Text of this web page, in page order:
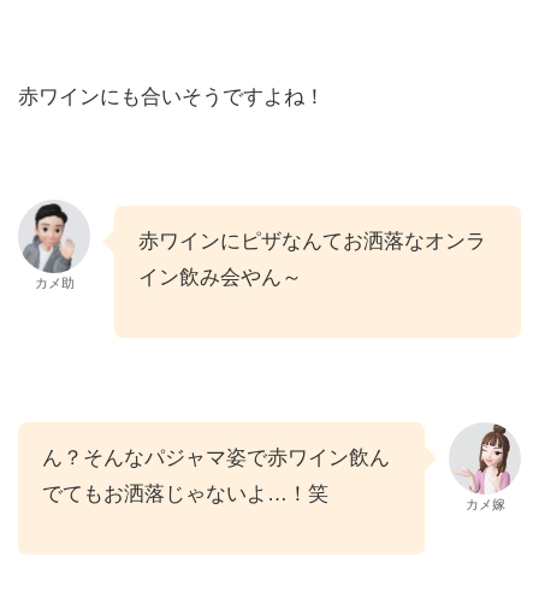
赤ワインにも合いそうですよね！
カメ助
赤ワインにピザなんてお洒落なオンラ
イン飲み会やん～
ん？そんなパジャマ姿で赤ワイン飲ん
でてもお洒落じゃないよ…！笑
カメ嫁